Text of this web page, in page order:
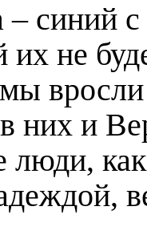
– синий
не
вросли
них и
люди,